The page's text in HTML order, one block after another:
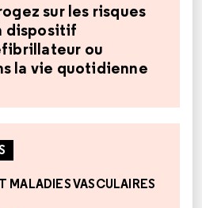
sur les risques
dispositif
ou
la vie quotidienne
MALADIES VASCULAIRES